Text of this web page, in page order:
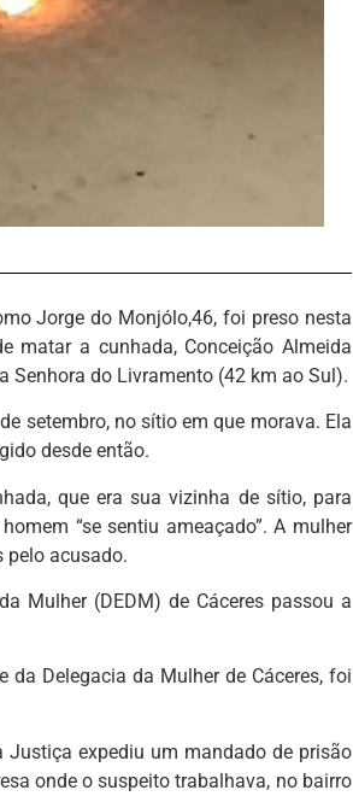
Jorge do Monjólo,46, foi preso nesta
matar a cunhada, Conceição Almeida
Senhora do Livramento (42 km ao Sul).
setembro, no sítio em que morava. Ela
desde então.
que era sua vizinha de sítio, para
“se sentiu ameaçado”. A mulher
pelo acusado.
Mulher (DEDM) de Cáceres passou a
Delegacia da Mulher de Cáceres, foi
Justiça expediu um mandado de prisão
onde o suspeito trabalhava, no bairro